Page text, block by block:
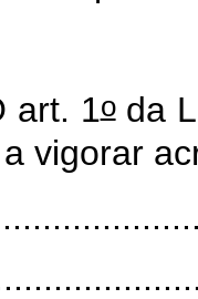
1oda
vigorar